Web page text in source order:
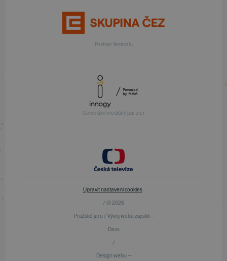
Partner festivalu
Generální mediální partner
Upravit nastavení cookies
/ © 2026
Pražské jaro / Vývoj webu zajistili —
Devx
/
Design webu —